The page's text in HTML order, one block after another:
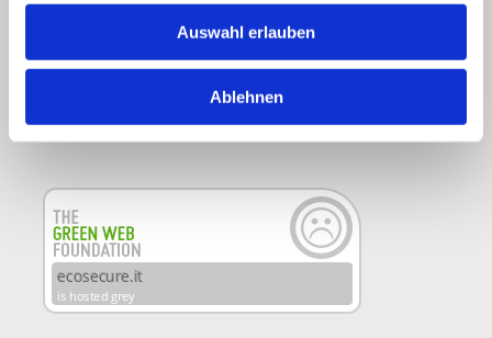
Auswahl erlauben
Ablehnen